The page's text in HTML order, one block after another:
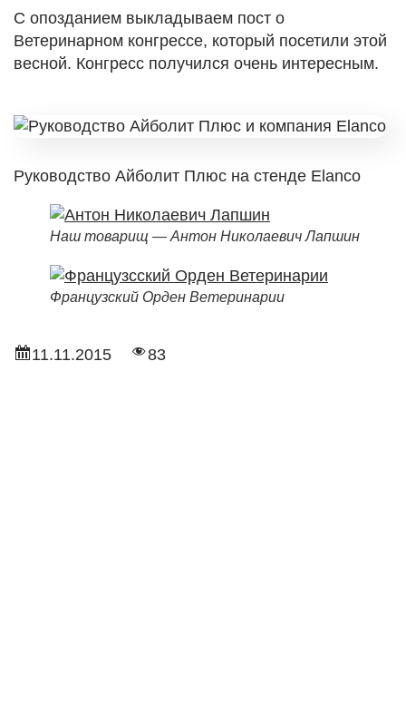
C опозданием выкладываем пост о
Ветеринарном конгрессе, который посетили этой
весной. Конгресс получился очень интересным.
Руководство Айболит Плюс на стенде Elanco
Наш товарищ — Антон Николаевич Лапшин
Французский Орден Ветеринарии
11.11.2015 83